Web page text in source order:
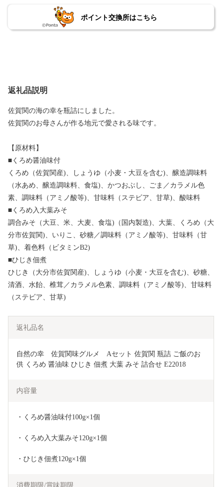
ポイント交換所はこちら
返礼品説明
佐賀関の海の幸を瓶詰にしました。
佐賀関のお母さんが作る地元で愛される味です。
【原材料】
■くろめ醤油味付
くろめ（佐賀関産)、しょうゆ（小麦・大豆を含む)、醸造調味料
（水あめ、醸造調味料、食塩)、かつおぶし、ごま／カラメル色
素、調味料（アミノ酸等)、甘味料（ステビア、甘草)、酸味料
■くろめ入大葉みそ
調合みそ（大豆、米、大麦、食塩)（国内製造)、大葉、くろめ（大
分市佐賀関)、いりこ、砂糖／調味料（アミノ酸等)、甘味料（甘
草)、着色料（ビタミンB2)
■ひじき佃煮
ひじき（大分市佐賀関産)、しょうゆ（小麦・大豆を含む)、砂糖、
清酒、水飴、椎茸／カラメル色素、調味料（アミノ酸等)、甘味料
（ステビア、甘草)
返礼品名
自然の幸　佐賀関味グルメ　Aセット 佐賀関 瓶詰 ご飯のお
供 くろめ 醤油味 ひじき 佃煮 大葉 みそ 詰合せ E22018
内容量
・くろめ醤油味付100g×1個
・くろめ入大葉みそ120g×1個
・ひじき佃煮120g×1個
消費期限/賞味期限